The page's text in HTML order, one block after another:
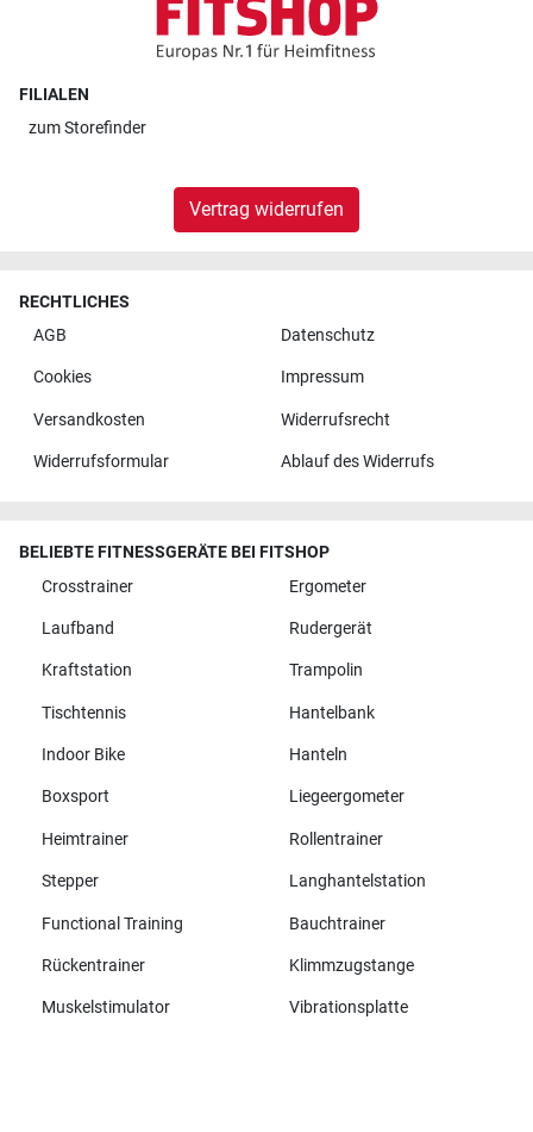
FILIALEN
zumStorefinder
Vertrag widerrufen
RECHTLICHES
AGB
Datenschutz
Cookies Impressum
Versandkosten Widerrufsrecht
Widerrufsformular Ablauf des Widerrufs
BELIEBTE FITNESSGERÄTE BEI FITSHOP
Crosstrainer
Ergometer
Laufband Rudergerät
Kraftstation Trampolin
Tischtennis Hantelbank
Indoor Bike Hanteln
Boxsport Liegeergometer
Heimtrainer Rollentrainer
Stepper Langhantelstation
Functional Training Bauchtrainer
Rückentrainer Klimmzugstange
Muskelstimulator Vibrationsplatte